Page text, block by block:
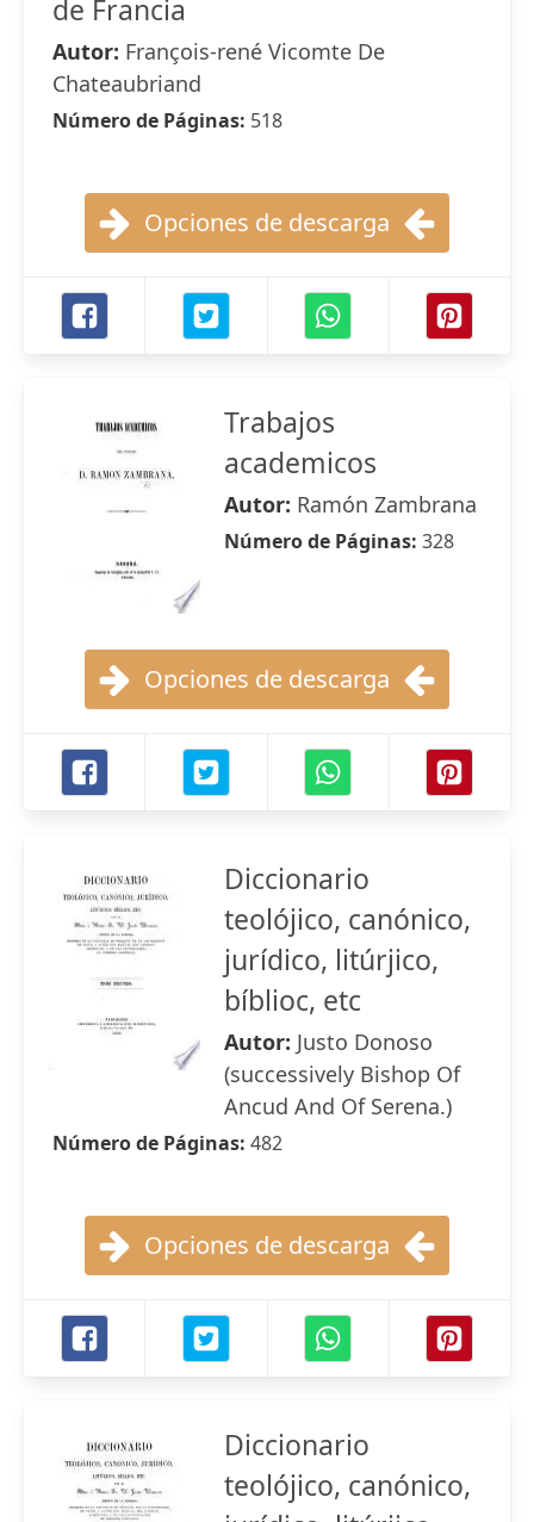
de Francia
Autor: François-rené Vicomte De
Chateaubriand
Número de Páginas: 518
Opciones de descarga
Trabajos
academicos
Autor: Ramón Zambrana
Número de Páginas: 328
Opciones de descarga
Diccionario
teolójico, canónico,
jurídico, litúrjico,
bíblioc, etc
Autor: Justo Donoso
(successively Bishop Of
Ancud And Of Serena.)
Número de Páginas: 482
Opciones de descarga
Diccionario
teolójico, canónico,